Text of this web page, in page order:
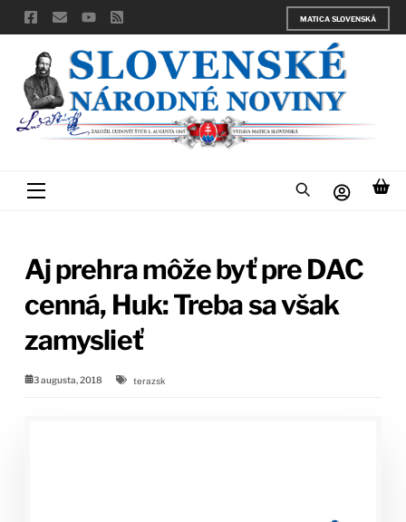
Skip
to
content
MATICA SLOVENSKÁ
Menu
Aj prehra môže byť pre DAC
cenná, Huk: Treba sa však
zamyslieť
3 augusta, 2018 terazsk